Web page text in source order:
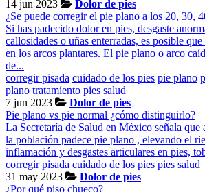
14 jun 2023
Dolor de pies
¿Se puede corregir el pie plano a los 20, 30,
Si has padecido dolor en pies, desgaste
callosidades o uñas enterradas, es posible
en los arcos plantares. El pie plano o arco
de...
corregir pisada cuidado de los pies pie plano
plano tratamiento pies salud
7 jun 2023
Dolor de pies
Pie plano vs pie normal ¿cómo distinguirlo?
La Secretaría de Salud en México señala que
la población padece pie plano , elevando el
inflamación y desgastes articulares en pies,
corregir pisada cuidado de los pies pies salud
31 may 2023
Dolor de pies
¿Por qué piso chueco?